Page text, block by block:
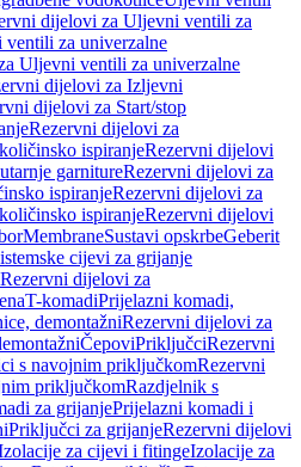
dijelovi za Uljevni ventili za
za univerzalne
Uljevni ventili za univerzalne
dijelovi za Izljevni
dijelovi za Start/stop
Rezervni dijelovi za
ispiranjeRezervni dijelovi
garnitureRezervni dijelovi za
ispiranjeRezervni dijelovi za
ispiranjeRezervni dijelovi
MembraneSustavi opskrbeGeberit
cijevi za grijanje
Rezervni dijelovi za
T-komadiPrijelazni komadi,
demontažniRezervni dijelovi za
ČepoviPriključciRezervni
s navojnim priključkomRezervni
priključkomRazdjelnik s
za grijanjePrijelazni komadi i
Priključci za grijanjeRezervni dijelovi
za cijevi i fitingeIzolacije za